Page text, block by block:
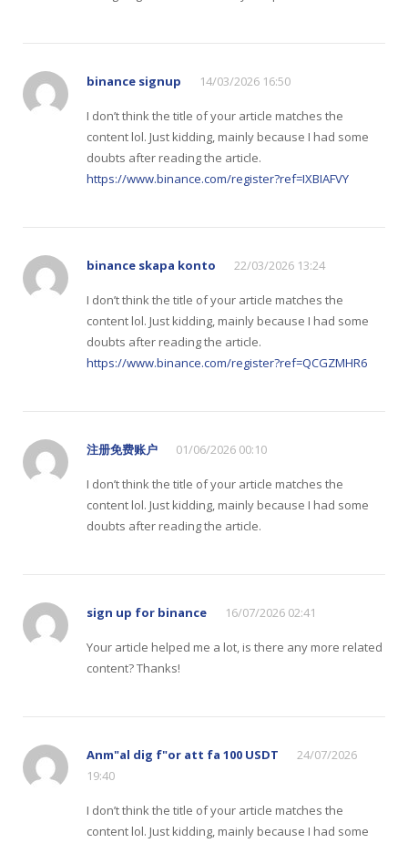
binance signup 14/03/2026 16:50
I don’t think the title of your article matches the
content lol. Just kidding, mainly because I had some
doubts after reading the article.
https://www.binance.com/register?ref=IXBIAFVY
binance skapa konto 22/03/2026 13:24
I don’t think the title of your article matches the
content lol. Just kidding, mainly because I had some
doubts after reading the article.
https://www.binance.com/register?ref=QCGZMHR6
注册免费账户 01/06/2026 00:10
I don’t think the title of your article matches the
content lol. Just kidding, mainly because I had some
doubts after reading the article.
sign up for binance 16/07/2026 02:41
Your article helped me a lot, is there any more related
content? Thanks!
Anm"al dig f"or att fa 100 USDT
24/07/2026
19:40
I don’t think the title of your article matches the
content lol. Just kidding, mainly because I had some